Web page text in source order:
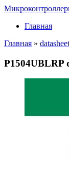
Главная
Главная » datasheet
P1504UBLRP